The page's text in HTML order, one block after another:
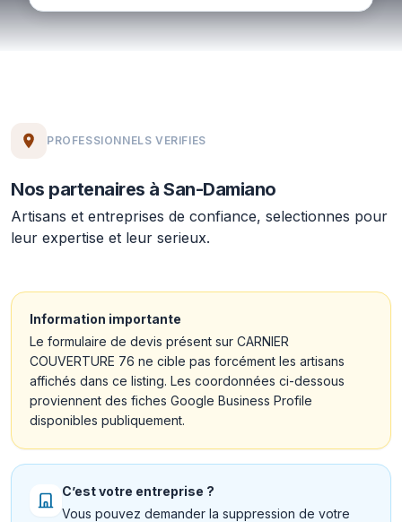
PROFESSIONNELS VERIFIES
Nos partenaires à San-Damiano
Artisans et entreprises de confiance, selectionnes pour
leur expertise et leur serieux.
Information importante
Le formulaire de devis présent sur CARNIER
COUVERTURE 76 ne cible pas forcément les artisans
affichés dans ce listing. Les coordonnées ci-dessous
proviennent des fiches Google Business Profile
disponibles publiquement.
C’est votre entreprise ?
Vous pouvez demander la suppression de votre